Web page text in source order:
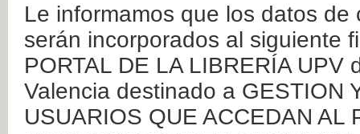
Le informamos que los datos
serán incorporados al siguiente
PORTAL DE LA LIBRERÍA
Valencia destinado a GESTION
USUARIOS QUE ACCEDAN AL